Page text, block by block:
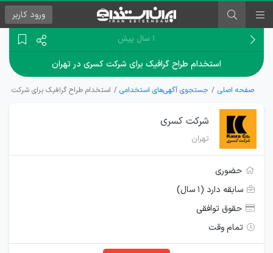
ورود کاربر
۱ سال پیش
استخدام طراح گرافیک برای شرکت کسری در تهران
صفحه اصلی جستجوی آگهی‌های استخدامی استخدام طراح گرافیک برای شرکت
شرکت کسری
تهران
حضوری
سابقه دارد (۱ سال)
حقوق توافقی
تمام وقت